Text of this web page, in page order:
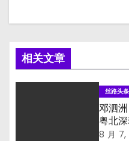
相关文章
丝路头条
邓泗
粤北
8 月 7,